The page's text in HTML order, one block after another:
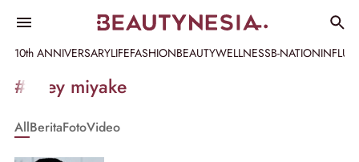
10th ANNIVERSARYLIFEFASHIONBEAUTYWELLNESSB-NATION
Informasi
[GET_DATA_TITLE]
#issey miyake
AllBeritaFotoVideo